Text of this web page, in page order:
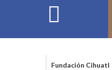
Fundación Cihuatl